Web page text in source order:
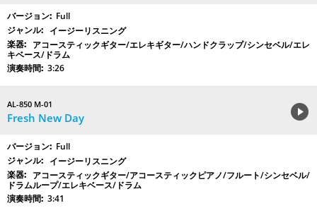
Full
イージーリスニング
アコースティックギター/エレキギター/ハンドクラップ/シンセベル/エレ
キベース/ドラム
3:26
AL-850 M-01
Fresh New Day
Full
イージーリスニング
アコースティックギター/アコースティックピアノ/フルート/シンセベル/
ドラムループ/エレキベース/ドラム
3:41